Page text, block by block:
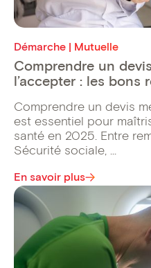
Démarche | Mutuelle
Comprendre un
l’accepter : les bons
Comprendre un devis
est essentiel pour
santé en 2025. Entre
Sécurité sociale, ...
En savoir plus